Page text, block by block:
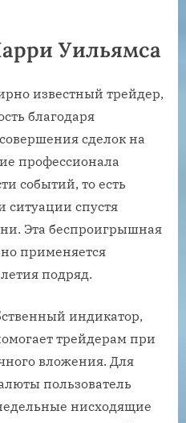
Уильямса
известный трейдер,
благодаря
сделок на
профессионала
событий, то есть
ситуации спустя
Эта беспроигрышная
применяется
подряд.
индикатор,
трейдерам при
вложения. Для
пользователь
нисходящие